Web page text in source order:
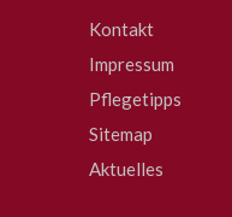
Kontakt
Impressum
Pflegetipps
Sitemap
Aktuelles